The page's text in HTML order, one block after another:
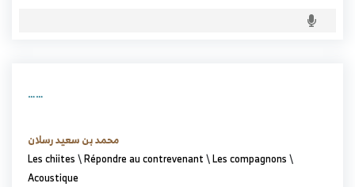
……
محمد بن سعيد رسلان
Les chiites\Répondre au contrevenant\Les compagnons\
Acoustique